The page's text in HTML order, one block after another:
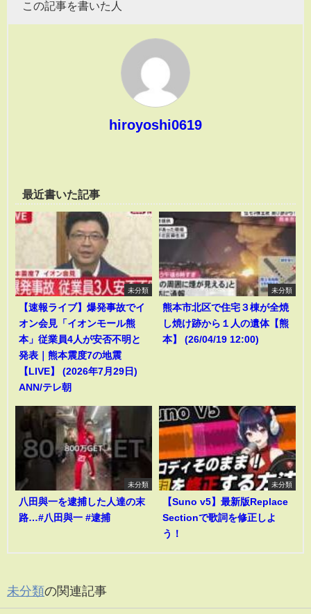
この記事を書いた人
hiroyoshi0619
最近書いた記事
未分類
【速報ライブ】爆発事故でイ
オン会見「イオンモール熊
本」従業員4人が安否不明と
発表｜熊本震度7の地震
【LIVE】 (2026年7月29日)
ANN/テレ朝
未分類
熊本市北区で住宅３棟が全焼
し焼け跡から１人の遺体【熊
本】 (26/04/19 12:00)
未分類
八田與一を逮捕した人達の末
路…#八田與一 #逮捕
未分類
【Suno v5】最新版Replace
Sectionで歌詞を修正しよ
う！
未分類の関連記事